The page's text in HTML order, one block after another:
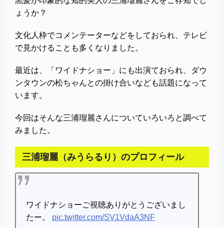
ょうか？
文化人枠でコメンテーターなどをしておられ、テレビ
で見かけることも多くなりました。
最近は、「ワイドナショー」にも出演ておられ、ダウ
ンタウンの松ちゃんとの掛け合いなども話題になって
います。
今回はそんな三浦瑠麗さんについていろいろと調べて
みました。
三浦瑠麗（みうらるり）のプロフィール
ワイドナショーご視聴ありがとうございまし
たー。 pic.twitter.com/SV1VdaA3NF